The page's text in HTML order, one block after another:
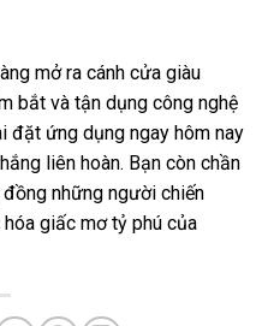
mở ra cánh cửa giàu
bắt và tận dụng công nghệ
đặt ứng dụng ngay hôm nay
liên hoàn. Bạn còn chần
những người chiến
giấc mơ tỷ phú của